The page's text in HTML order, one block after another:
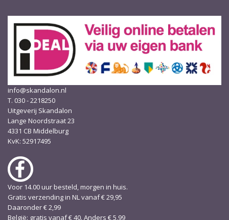
info@skandalon.nl
T. 030 - 2218250
Uitgeverij Skandalon
Lange Noordstraat 23
4331 CB Middelburg
KvK: 52917495
Voor 14.00 uur besteld, morgen in huis.
Gratis verzending in NL vanaf € 29,95
Daaronder € 2,99
België: gratis vanaf € 40. Anders € 5,99